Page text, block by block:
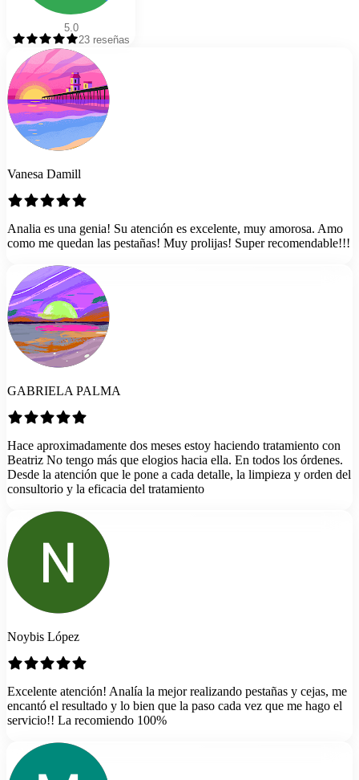
5.0
23 reseñas
Vanesa Damill
Analia es una genia! Su atención es excelente, muy amorosa. Amo
como me quedan las pestañas! Muy prolijas! Super recomendable!!!
GABRIELA PALMA
Hace aproximadamente dos meses estoy haciendo tratamiento con
Beatriz No tengo más que elogios hacia ella. En todos los órdenes.
Desde la atención que le pone a cada detalle, la limpieza y orden del
consultorio y la eficacia del tratamiento
Noybis López
Excelente atención! Analía la mejor realizando pestañas y cejas, me
encantó el resultado y lo bien que la paso cada vez que me hago el
servicio!! La recomiendo 100%